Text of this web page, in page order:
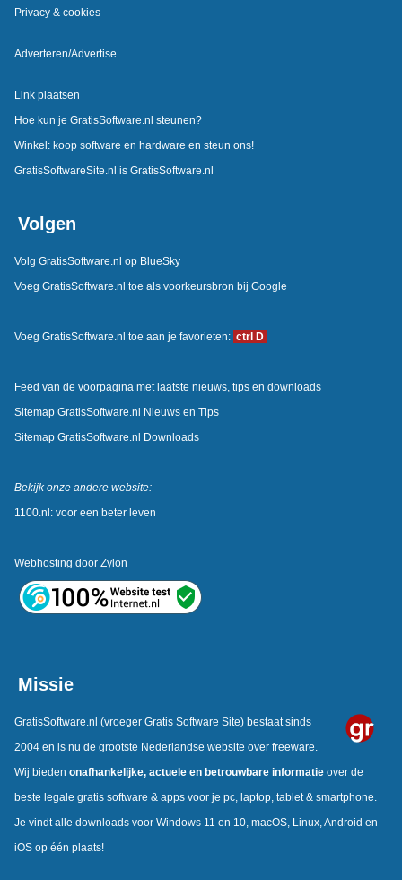
Privacy & cookies
Adverteren/Advertise
Link plaatsen
Hoe kun je GratisSoftware.nl steunen?
Winkel: koop software en hardware en steun ons!
GratisSoftwareSite.nl is GratisSoftware.nl
Volgen
Volg GratisSoftware.nl op BlueSky
Voeg GratisSoftware.nl toe als voorkeursbron bij Google
Voeg GratisSoftware.nl toe aan je favorieten: ctrl D
Feed van de voorpagina met laatste nieuws, tips en downloads
Sitemap GratisSoftware.nl Nieuws en Tips
Sitemap GratisSoftware.nl Downloads
Bekijk onze andere website:
1100.nl: voor een beter leven
Webhosting door Zylon
Missie
GratisSoftware.nl (vroeger Gratis Software Site) bestaat sinds
2004 en is nu de grootste Nederlandse website over freeware.
Wij bieden onafhankelijke, actuele en betrouwbare informatieover de
beste legale gratis software & apps voor je pc, laptop, tablet & smartphone.
Je vindt alle downloads voor Windows 11 en 10, macOS, Linux, Android en
iOS op één plaats!